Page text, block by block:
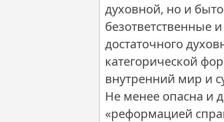
духовной, но и
достаточного
категорической
внутренний мир и
Не менее опасна и
«реформацией